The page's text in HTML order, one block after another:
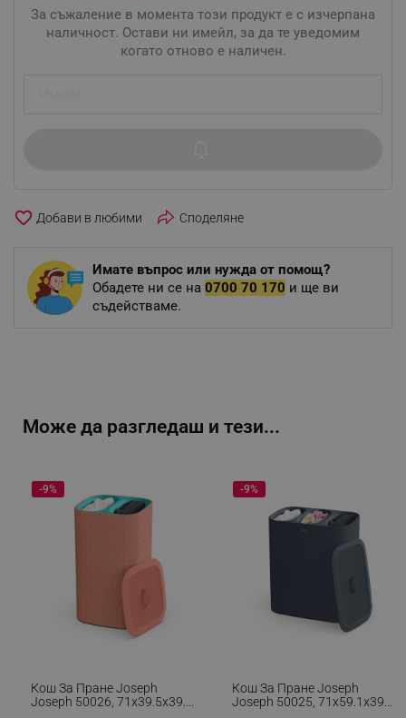
За съжаление в момента този продукт е с изчерпана
наличност. Остави ни имейл, за да те уведомим
когато отново е наличен.
favorite_border Споделяне
Имате въпрос или нужда от помощ?
Обадете ни се на 0700 70 170 и ще ви
съдействаме.
Може да разгледаш и тези...
Кош За Пране Joseph
Joseph 50026, 71х39.5х39.5
-9%
Кош За Пране Joseph
Joseph 50025, 71х59.1х39.5
-9%